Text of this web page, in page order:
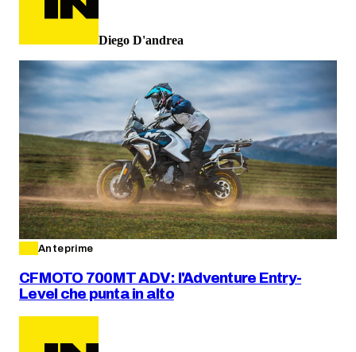
Diego D'andrea
Anteprime
CFMOTO 700MT ADV: l'Adventure Entry-
Level che punta in alto